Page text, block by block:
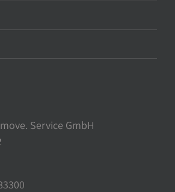
Service GmbH